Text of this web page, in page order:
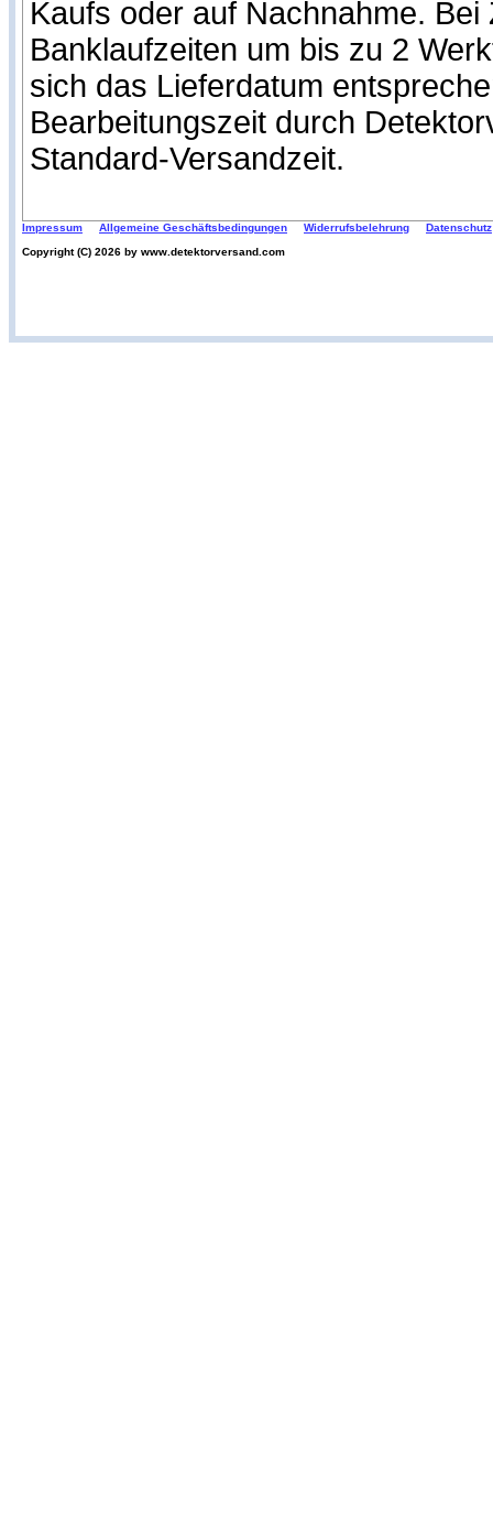
Kaufs oder auf Nachnahme.
Banklaufzeiten um bis zu 2
sich das Lieferdatum
Bearbeitungszeit durch
Standard-Versandzeit.
Impressum Allgemeine Geschäftsbedingungen Widerrufsbelehrung
Datenschutz
Copyright (C) 2026 by www.detektorversand.com